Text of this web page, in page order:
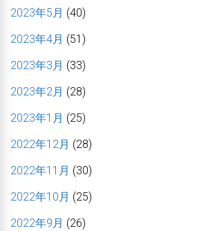
2023年5月 (40)
2023年4月 (51)
2023年3月 (33)
2023年2月 (28)
2023年1月 (25)
2022年12月 (28)
2022年11月 (30)
2022年10月 (25)
2022年9月 (26)